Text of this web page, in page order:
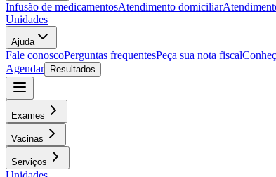
Infusão de medicamentosAtendimento domiciliar
Unidades
Ajuda
Fale conoscoPerguntas frequentesPeça sua nota fiscal
Agendar
Resultados
Exames
Vacinas
Serviços